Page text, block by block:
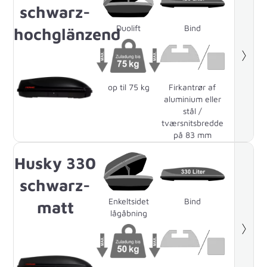
schwarz-
hochglänzendDuolift Bind
op til 75 kg
Firkantrør af
aluminium eller
stål /
tværsnitsbredde
på 83 mm
Husky 330
schwarz-
matt
Enkeltsidet
lågåbning
Bind